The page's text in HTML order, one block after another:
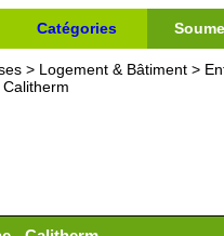
Catégories
> Logement & Bâtiment >